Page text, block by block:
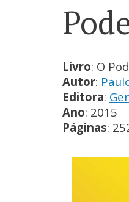
Livro: O
Autor:
Editora:
Ano: 2015
Páginas: